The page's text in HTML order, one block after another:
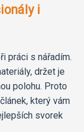
i
práci s nářadím.
držet je
polohu. Proto
který vám
svorek